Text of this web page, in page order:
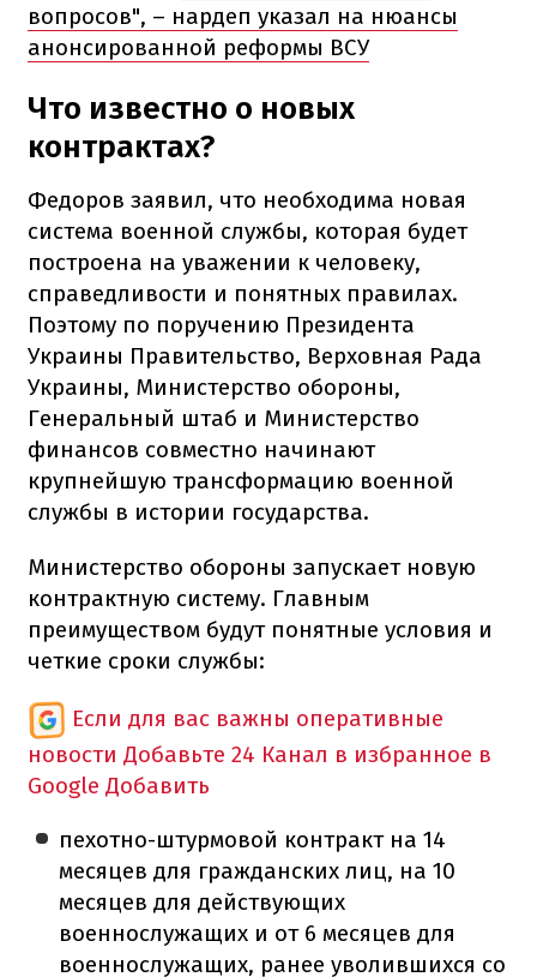
вопросов", – нардеп указал на нюансы
анонсированной реформы ВСУ
Что известно о новых
контрактах?
Федоров заявил, что необходима новая
система военной службы, которая будет
построена на уважении к человеку,
справедливости и понятных правилах.
Поэтому по поручению Президента
Украины Правительство, Верховная Рада
Украины, Министерство обороны,
Генеральный штаб и Министерство
финансов совместно начинают
крупнейшую трансформацию военной
службы в истории государства.
Министерство обороны запускает новую
контрактную систему. Главным
преимуществом будут понятные условия и
четкие сроки службы:
Если для вас важны оперативные
новости Добавьте 24 Канал в избранное в
Google Добавить
пехотно-штурмовой контракт на 14
месяцев для гражданских лиц, на 10
месяцев для действующих
военнослужащих и от 6 месяцев для
военнослужащих, ранее уволившихся со